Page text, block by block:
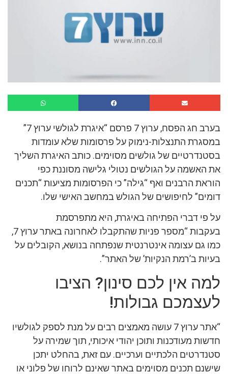
בערב חג הפסח, ערוץ 7 פרסם “איגרת לגולשי ערוץ 7”
במסגרת התנצלות-נימוק על פרסומות שלא עומדות
בסטנדרטיים של גולשים מסוימים. כותב האיגרת השליך
את האשמה על הגולשים נטולי גלישה מסוננת כפי
הוראת הרבנים ואף “גילה” כי הפרסומות מציעות “תכנים
דומים” לחיפושים של הגולש במחשב האישי שלו.
על פי דברי הפתיחה באיגרת, היא מתפרסמת
בעקבות “מספר פניות שהתקבלו לאחרונה באתר ערוץ 7,
כמו גם עצומה אינטרנטית שנפתחה בנושא, הקובלים על
בעיות ב’רמת הנקיות’ של האתר”.
למה אין לכם סינון? הציבו
לעצמכם גבולות!
“אתר ערוץ 7 עושה מאמצים רבים על מנת לספק לגולשיו
חדשות מעודכנות ותוכן יהודי איכותי, תוך שמירה על
סטנדרטים הלכתיים וערכיים. עם זאת, בהחלט יתכן
שישנם תכנים מסוימים באתר שאינם לרוחו של פלוני או